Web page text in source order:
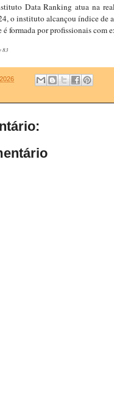
Data Ranking atua na
o instituto alcançou índice
formada por profissionais
83